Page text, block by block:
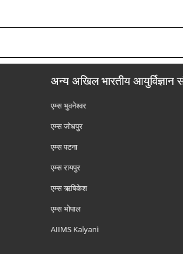
अन्य अखिल भारतीय आयुर्विज्ञान
एम्‍स भुवनेश्वर
एम्‍स जोधपुर
एम्‍स पटना
एम्‍स रायपुर
एम्‍स ऋषिकेश
एम्‍स भोपाल
AIIMS Kalyani